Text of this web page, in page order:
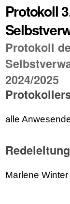
Protokoll
Protokoll
2024/2025
alle
Redeleitung
Marlene Winter